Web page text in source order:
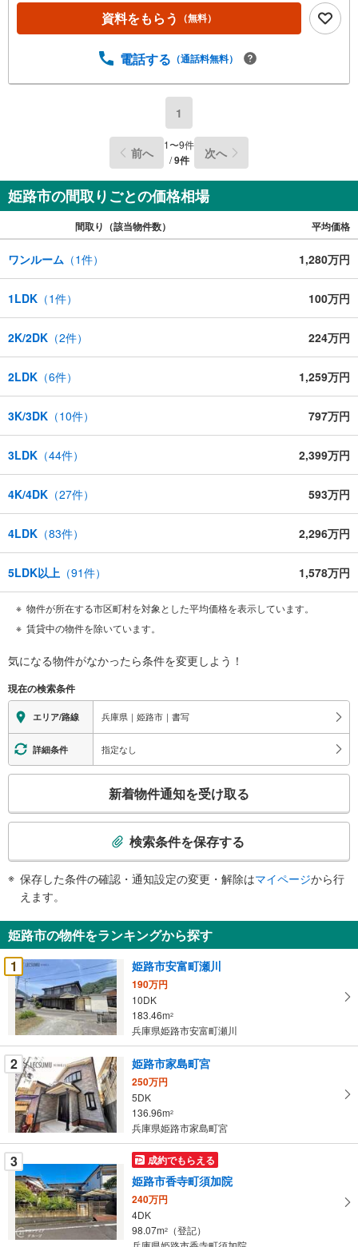
資料をもらう （無料）
電話する （通話料無料）
1
前へ 1〜9件
/9件 次へ
姫路市の間取りごとの価格相場
間取り（該当物件数） 平均価格
ワンルーム （1件） 1,280万円
1LDK （1件） 100万円
2K/2DK （2件） 224万円
2LDK （6件） 1,259万円
3K/3DK （10件） 797万円
3LDK （44件） 2,399万円
4K/4DK （27件） 593万円
4LDK （83件） 2,296万円
5LDK以上 （91件） 1,578万円
物件が所在する市区町村を対象とした平均価格を表示しています。
賃貸中の物件を除いています。
気になる物件がなかったら条件を変更しよう！
現在の検索条件
エリア/路線 兵庫県｜姫路市｜書写
詳細条件 指定なし
検
知
を
受
け
取
る
・
条
件
を
マ
イ
ペ
ー
ジ
に
保
存
す
新着物件通知を受け取る
検索条件を保存する
保存した条件の確認・通知設定の変更・解除はマイページから行
えます。
姫路市の物件をランキングから探す
1
姫路市安富町瀬川
190万円
10DK
183.46m2
兵庫県姫路市安富町瀬川
2 姫路市家島町宮
250万円
5DK
136.96m2
兵庫県姫路市家島町宮
3 成約でもらえる
姫路市香寺町須加院
240万円
4DK
98.07m2
（登記）